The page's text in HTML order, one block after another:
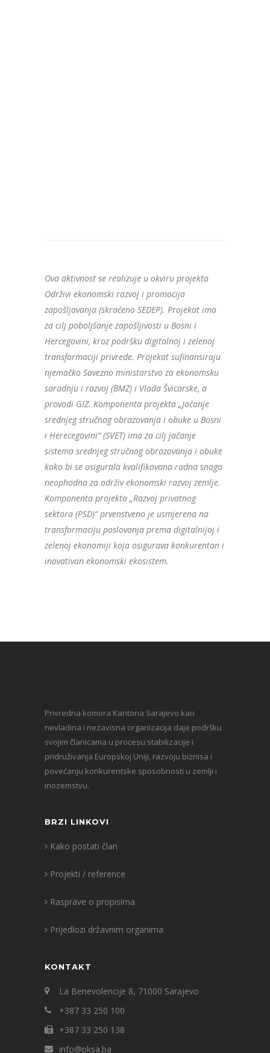
Ova aktivnost se realizuje u okviru projekta
Održivi ekonomski razvoj i promocija
zapošljavanja (skraćeno SEDEP). Projekat ima
za cilj poboljšanje zapošljivosti u Bosni i
Hercegovini, kroz podršku digitalnoj i zelenoj
transformaciji privrede. Projekat sufinansiraju
njemačko Savezno ministarstvo za ekonomsku
saradnju i razvoj (BMZ) i Vlada Švicarske, a
provodi GIZ. Komponenta projekta „Jačanje
srednjeg stručnog obrazovanja i obuke u Bosni
i Herecegovini“ (SVET) ima za cilj jačanje
sistema srednjeg stručnog obrazovanja i obuke
kako bi se osigurala kvalifikovana radna snaga
neophodna za održiv ekonomski razvoj zemlje.
Komponenta projekta „Razvoj privatnog
sektora (PSD)“ prvenstveno je usmjerena na
transformaciju poslovanja prema digitalnijoj i
zelenoj ekonomiji koja osigurava konkurentan i
inovativan ekonomski ekosistem.
Privredna komora Kantona Sarajevo kao
nevladina i nezavisna organizacija daje podršku
svojim članicama u procesu stabilizacije i
pridruživanja Europskoj Uniji, razvoju biznisa i
povećanju konkurentske sposobnosti u zemlji i
inozemstvu.
BRZI LINKOVI
Kako postati član
Projekti / reference
Rasprave o propisima
Prijedlozi državnim organima
KONTAKT
La Benevolencije 8, 71000 Sarajevo
+387 33 250 100
+387 33 250 138
info@pksa.ba